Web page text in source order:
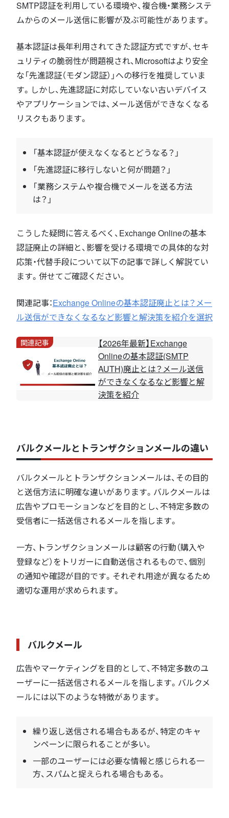
SMTP認証を利用している環境や、複合機・業務システ
ムからのメール送信に影響が及ぶ可能性があります。
基本認証は長年利用されてきた認証方式ですが、セキ
ュリティの脆弱性が問題視され、Microsoftはより安全
な「先進認証（モダン認証）」への移行を推奨していま
す。しかし、先進認証に対応していない古いデバイス
やアプリケーションでは、メール送信ができなくなる
リスクもあります。
「基本認証が使えなくなるとどうなる？」
「先進認証に移行しないと何が問題？」
「業務システムや複合機でメールを送る方法
は？」
こうした疑問に答えるべく、Exchange Onlineの基本
認証廃止の詳細と、影響を受ける環境での具体的な対
応策・代替手段について以下の記事で詳しく解説てい
ます。併せてご確認ください。
関連記事：Exchange Onlineの基本認証廃止とは？メー
ル送信ができなくなるなど影響と解決策を紹介を選択
関連記事
【2026年最新】Exchange
Onlineの基本認証(SMTP
AUTH)廃止とは？メール送信
ができなくなるなど影響と解
決策を紹介
バルクメールとトランザクションメールの違い
バルクメールとトランザクションメールは、その目的
と送信方法に明確な違いがあります。バルクメールは
広告やプロモーションなどを目的とし、不特定多数の
受信者に一括送信されるメールを指します。
一方、トランザクションメールは顧客の行動（購入や
登録など）をトリガーに自動送信されるもので、個別
の通知や確認が目的です。それぞれ用途が異なるため
適切な運用が求められます。
バルクメール
広告やマーケティングを目的として、不特定多数のユ
ーザーに一括送信されるメールを指します。バルクメ
ールには以下のような特徴があります。
繰り返し送信される場合もあるが、特定のキャ
ンペーンに限られることが多い。
一部のユーザーには必要な情報と感じられる一
方、スパムと捉えられる場合もある。